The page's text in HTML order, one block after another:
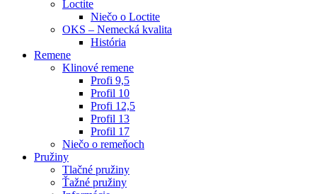
Loctite
Niečo o Loctite
OKS – Nemecká kvalita
História
Remene
Klinové remene
Profi 9,5
Profil 10
Profi 12,5
Profil 13
Profil 17
Niečo o remeňoch
Pružiny
Tlačné pružiny
Ťažné pružiny